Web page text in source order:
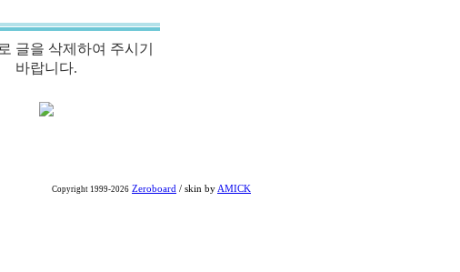
글을 삭제하여 주시기
바랍니다.
Copyright 1999-2026 Zeroboard / skin by AMICK